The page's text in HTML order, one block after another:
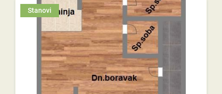
Stanovi